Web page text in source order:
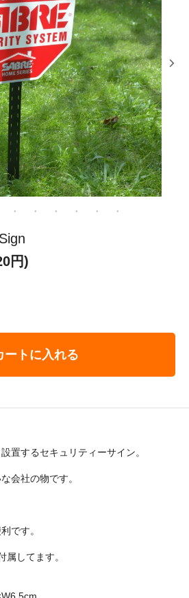
円)
ートに入れる
置するセキュリティーサイン。
会社の物です。
です。
属してます。